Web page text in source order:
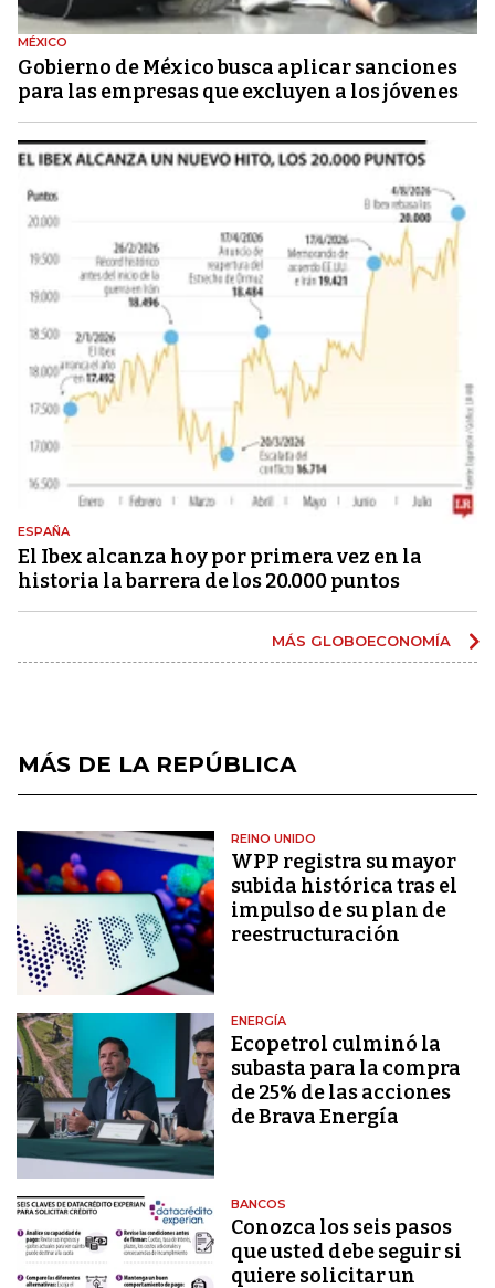
MÉXICO
Gobierno de México busca aplicar sanciones
para las empresas que excluyen a los jóvenes
ESPAÑA
El Ibex alcanza hoy por primera vez en la
historia la barrera de los 20.000 puntos
MÁS GLOBOECONOMÍA
MÁS DE LA REPÚBLICA
REINO UNIDO
WPP registra su mayor
subida histórica tras el
impulso de su plan de
reestructuración
ENERGÍA
Ecopetrol culminó la
subasta para la compra
de 25% de las acciones
de Brava Energía
BANCOS
Conozca los seis pasos
que usted debe seguir si
quiere solicitar un